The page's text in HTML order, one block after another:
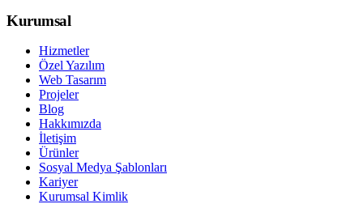
Kurumsal
Hizmetler
Özel Yazılım
Web Tasarım
Projeler
Blog
Hakkımızda
İletişim
Ürünler
Sosyal Medya Şablonları
Kariyer
Kurumsal Kimlik